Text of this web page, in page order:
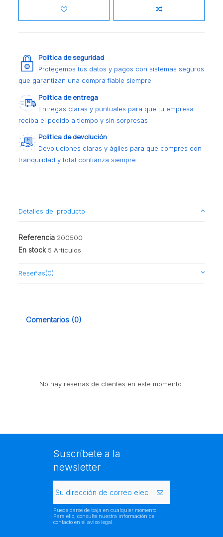
Política de seguridad
Protegemos tus datos y pagos con sistemas seguros
que garantizan una compra fiable siempre
Política de entrega
Entregas claras y puntuales para que tu empresa
reciba el pedido a tiempo y sin sorpresas
Política de devolución
Devoluciones claras y ágiles para que compres con
tranquilidad y total confianza siempre
Detalles del producto
Referencia 200500
En stock 5 Artículos
Reseñas(0)
Comentarios (0)
No hay reseñas de clientes en este momento.
Suscríbete a la
newsletter
Puede darse de baja en cualquier momento.
Para ello, consulte nuestra información de
contacto en el aviso legal.